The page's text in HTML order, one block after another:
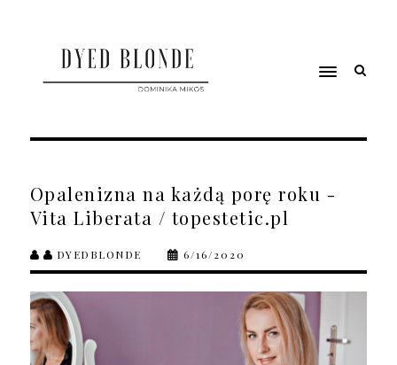
Opalenizna na każdą porę roku -
Vita Liberata / topestetic.pl
DYEDBLONDE 6/16/2020